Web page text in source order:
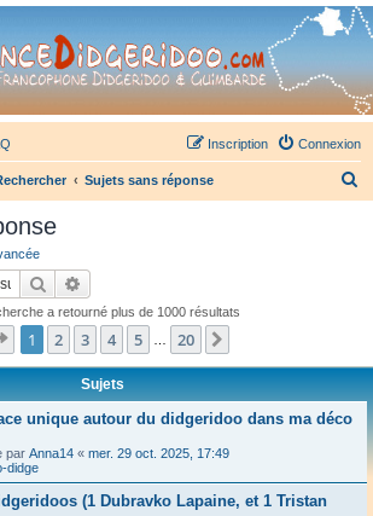
France Didgeridoo - retrouvez la communauté.
Connexion
Inscription
Sujets sans réponse
Rechercher
a retourné plus de 1000 résultats
Page 1sur20
1 2 3 4 5 20
Sujets
unique autour du didgeridoo dans ma déco
par Anna14 « mer. 29 oct. 2025, 17:49
didge
(1 Dubravko Lapaine, et 1 Tristan